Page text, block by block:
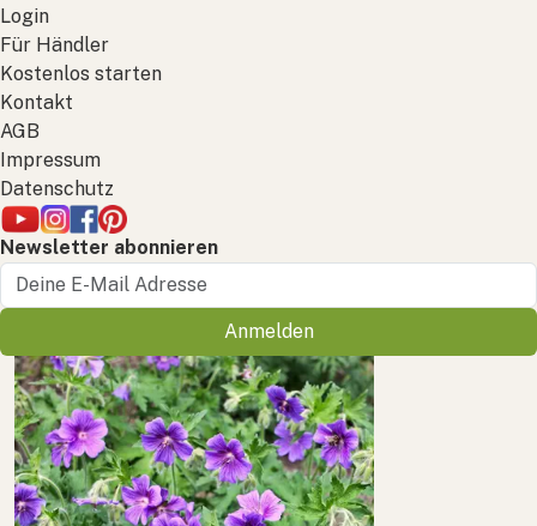
Login
Für Händler
Kostenlos starten
Kontakt
AGB
Impressum
Datenschutz
Newsletter abonnieren
Anmelden